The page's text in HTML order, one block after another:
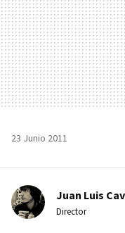
23 Junio 2011
Juan Luis
Director